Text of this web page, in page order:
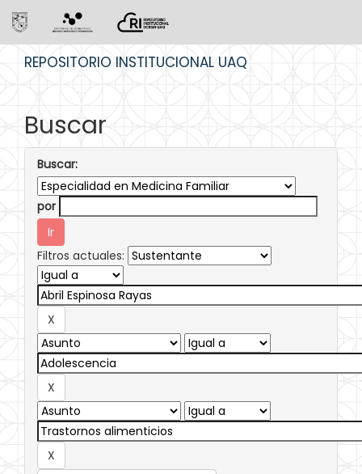
REPOSITORIO INSTITUCIONAL UAQ
Buscar
Buscar:
por
Filtros actuales: